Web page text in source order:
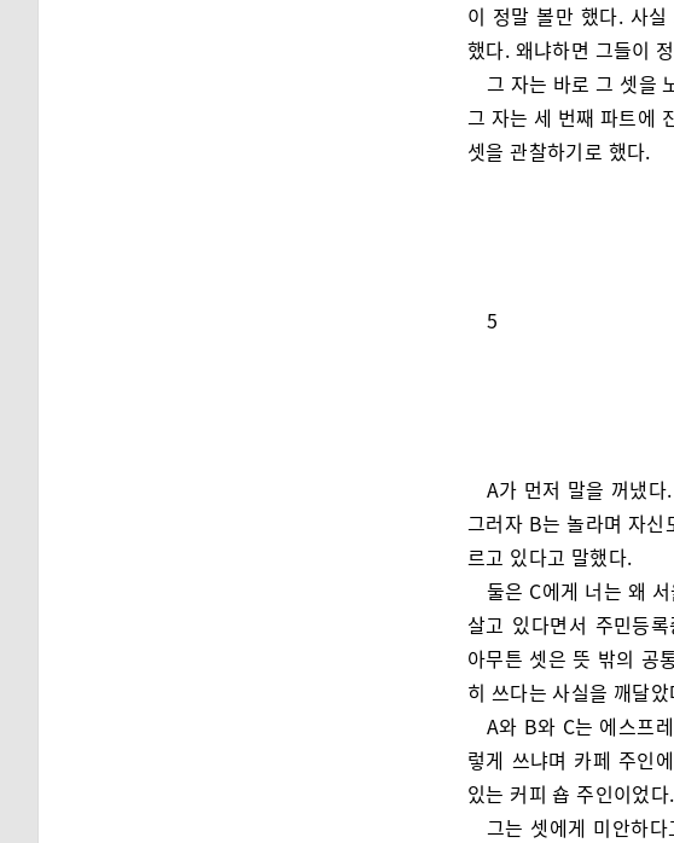
이 정말 볼만 했다. 사
했다. 왜냐하면 그들이
그 자는 바로 그 셋을
그 자는 세 번째 파트에
셋을 관찰하기로 했다.
5
A가 먼저 말을 꺼냈
그러자 B는 놀라며 자신
르고 있다고 말했다.
둘은 C에게 너는 왜
살고 있다면서 주민등
아무튼 셋은 뜻 밖의 공
히 쓰다는 사실을 깨달
A와 B와 C는 에스프
렇게 쓰냐며 카페 주인
있는 커피 숍 주인이었다.
그는 셋에게 미안하